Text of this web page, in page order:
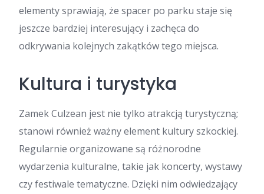
elementy sprawiają, że spacer po parku staje się
jeszcze bardziej interesujący i zachęca do
odkrywania kolejnych zakątków tego miejsca.
Kultura i turystyka
Zamek Culzean jest nie tylko atrakcją turystyczną;
stanowi również ważny element kultury szkockiej.
Regularnie organizowane są różnorodne
wydarzenia kulturalne, takie jak koncerty, wystawy
czy festiwale tematyczne. Dzięki nim odwiedzający